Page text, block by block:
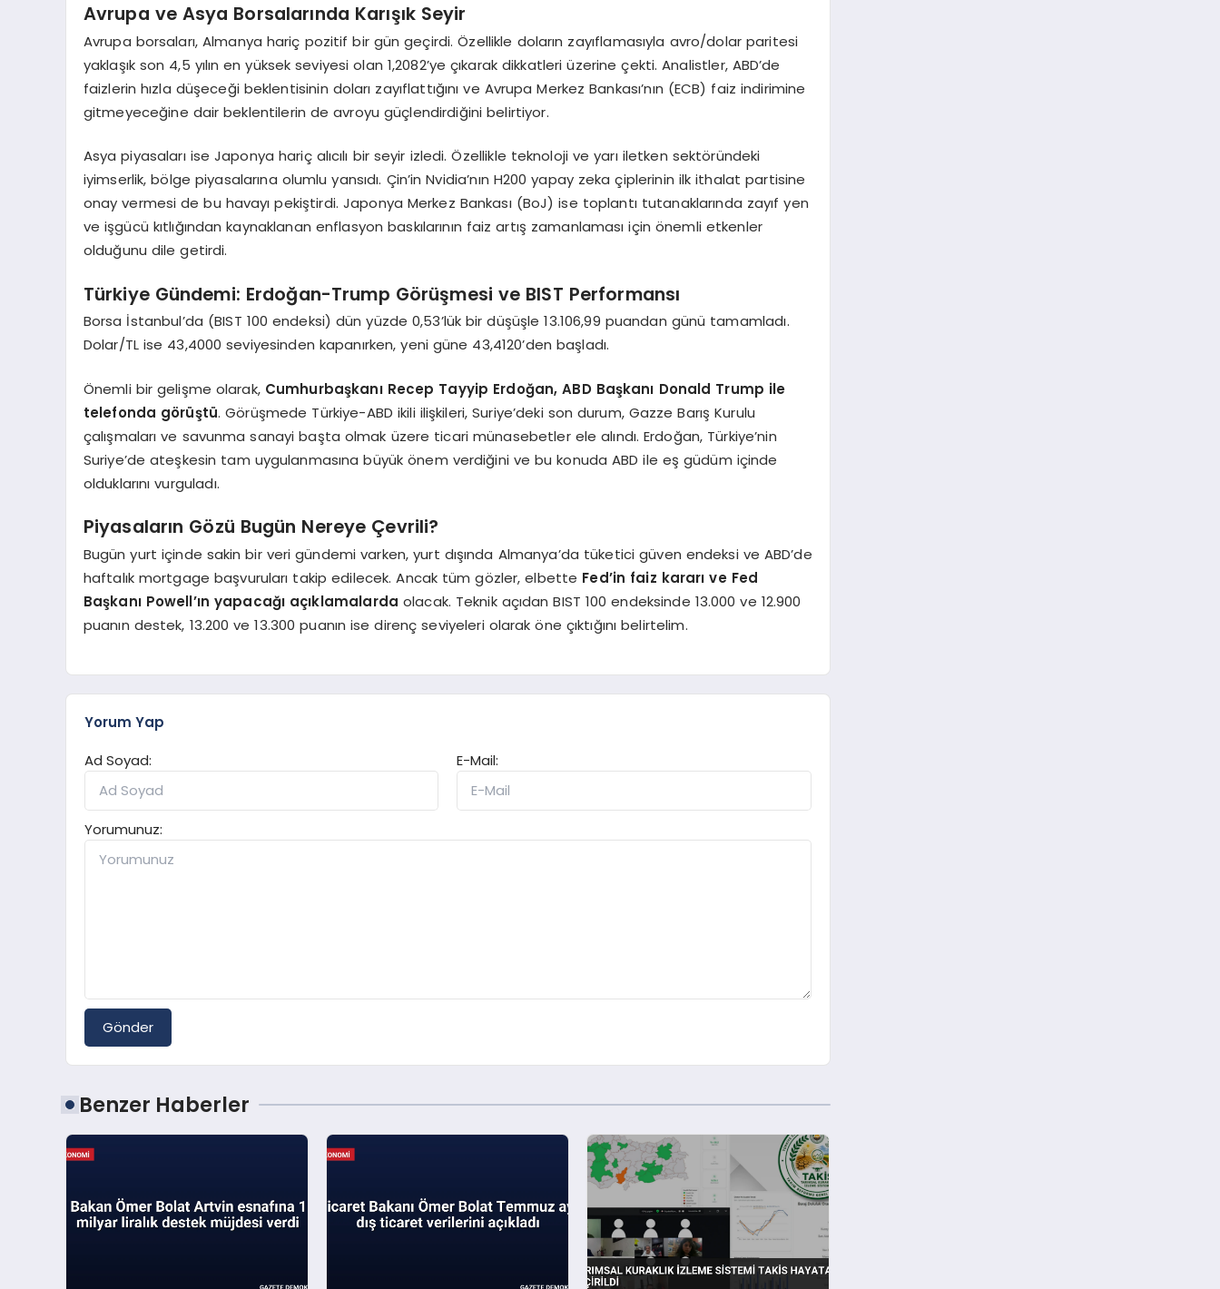
Avrupa ve Asya Borsalarında Karışık Seyir
Avrupa borsaları, Almanya hariç pozitif bir gün geçirdi. Özellikle doların zayıflamasıyla avro/dolar paritesi
yaklaşık son 4,5 yılın en yüksek seviyesi olan 1,2082’ye çıkarak dikkatleri üzerine çekti. Analistler, ABD’de
faizlerin hızla düşeceği beklentisinin doları zayıflattığını ve Avrupa Merkez Bankası’nın (ECB) faiz indirimine
gitmeyeceğine dair beklentilerin de avroyu güçlendirdiğini belirtiyor.
Asya piyasaları ise Japonya hariç alıcılı bir seyir izledi. Özellikle teknoloji ve yarı iletken sektöründeki
iyimserlik, bölge piyasalarına olumlu yansıdı. Çin’in Nvidia’nın H200 yapay zeka çiplerinin ilk ithalat partisine
onay vermesi de bu havayı pekiştirdi. Japonya Merkez Bankası (BoJ) ise toplantı tutanaklarında zayıf yen
ve işgücü kıtlığından kaynaklanan enflasyon baskılarının faiz artış zamanlaması için önemli etkenler
olduğunu dile getirdi.
Türkiye Gündemi: Erdoğan-Trump Görüşmesi ve BIST Performansı
Borsa İstanbul’da (BIST 100 endeksi) dün yüzde 0,53’lük bir düşüşle 13.106,99 puandan günü tamamladı.
Dolar/TL ise 43,4000 seviyesinden kapanırken, yeni güne 43,4120’den başladı.
Önemli bir gelişme olarak, Cumhurbaşkanı Recep Tayyip Erdoğan, ABD Başkanı Donald Trump ile
telefonda görüştü. Görüşmede Türkiye-ABD ikili ilişkileri, Suriye’deki son durum, Gazze Barış Kurulu
çalışmaları ve savunma sanayi başta olmak üzere ticari münasebetler ele alındı. Erdoğan, Türkiye’nin
Suriye’de ateşkesin tam uygulanmasına büyük önem verdiğini ve bu konuda ABD ile eş güdüm içinde
olduklarını vurguladı.
Piyasaların Gözü Bugün Nereye Çevrili?
Bugün yurt içinde sakin bir veri gündemi varken, yurt dışında Almanya’da tüketici güven endeksi ve ABD’de
haftalık mortgage başvuruları takip edilecek. Ancak tüm gözler, elbette Fed’in faiz kararı ve Fed
Başkanı Powell’ın yapacağı açıklamalarda olacak. Teknik açıdan BIST 100 endeksinde 13.000 ve 12.900
puanın destek, 13.200 ve 13.300 puanın ise direnç seviyeleri olarak öne çıktığını belirtelim.
Yorum Yap
Ad Soyad:
E-Mail:
Yorumunuz:
Gönder
Benzer Haberler